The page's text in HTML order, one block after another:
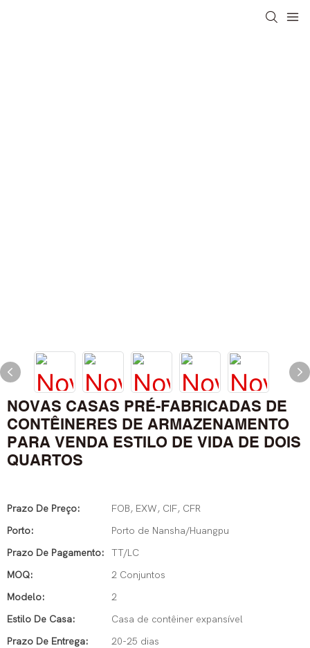
NOVAS CASAS PRÉ-FABRICADAS DE
CONTÊINERES DE ARMAZENAMENTO
PARA VENDA ESTILO DE VIDA DE DOIS
QUARTOS
Prazo De Preço:
FOB, EXW, CIF, CFR
Porto:
Porto de Nansha/Huangpu
Prazo De Pagamento:
TT/LC
MOQ:
2 Conjuntos
Modelo:
2
Estilo De Casa:
Casa de contêiner expansível
Prazo De Entrega:
20-25 dias